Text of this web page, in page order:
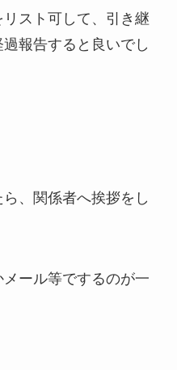
スト可して、引き継
報告すると良いでし
、関係者へ挨拶をし
ール等でするのが一